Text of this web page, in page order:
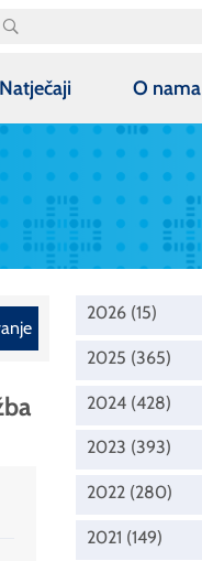
Natječaji O nama
2026 (15)
2025 (365)
2024 (428)
2023 (393)
2022 (280)
2021 (149)